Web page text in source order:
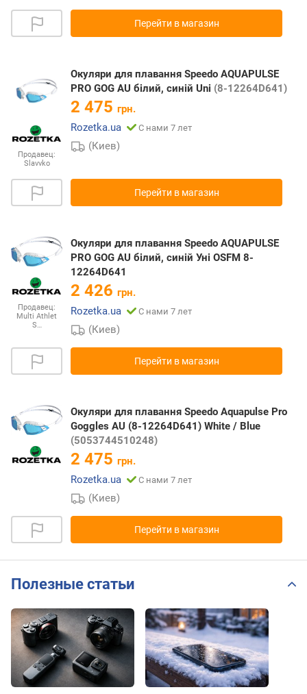
Перейти в магазин
Продавец:
Slavvko
Окуляри для плавання Speedo AQUAPULSE
PRO GOG AU білий, синій Uni (8-12264D641)
2 475 грн.
Rozetka.ua
С нами 7 лет
(Киев)
Перейти в магазин
Продавец:
Multi Athlet
S…
Окуляри для плавання Speedo AQUAPULSE
PRO GOG AU білий, синій Уні OSFM 8-
12264D641
2 426 грн.
Rozetka.ua
С нами 7 лет
(Киев)
Перейти в магазин
Окуляри для плавання Speedo Aquapulse Pro
Goggles AU (8-12264D641) White / Blue
(5053744510248)
2 475 грн.
Rozetka.ua
С нами 7 лет
(Киев)
Перейти в магазин
Полезные статьи